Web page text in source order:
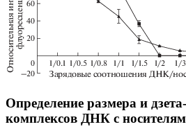
Определение размера и
комплексов ДНК с